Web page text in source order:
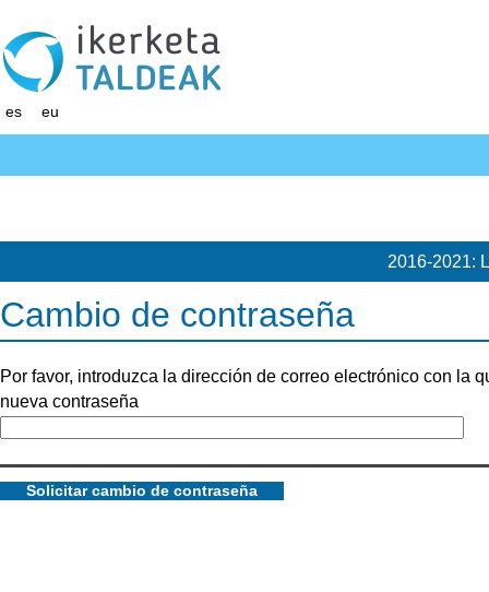
es eu
2016-2021:
Cambio de contraseña
Por favor, introduzca la dirección de correo electrónico con la
nueva contraseña